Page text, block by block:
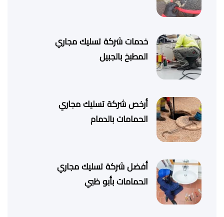
خدمات شركة تسليك مجاري
المطبخ بالجبيل
أرخص شركة تسليك مجاري
الحمامات بالدمام
أفضل شركة تسليك مجاري
الحمامات بأبو ظبي